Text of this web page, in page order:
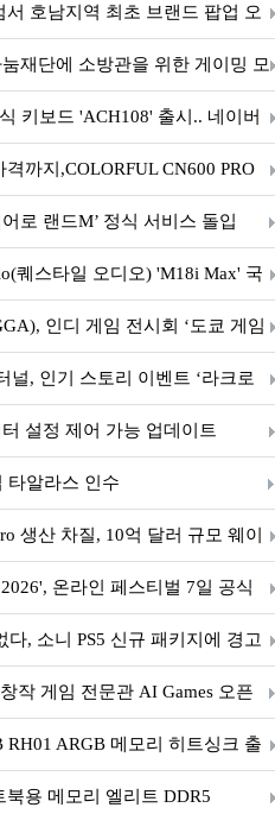
출시 예정
호남지역 최초 브랜드 팝업 오
재단에 소방관을 위한 게이밍 모
키보드 'ACH108' 출시.. 네이버
까지,COLORFUL CN600 PRO
로 랜드M’ 정식 서비스 돌입
퀘스타일 오디오) 'M18i Max' 국
인디 게임 전시회 ‘도쿄 게임
널, 인기 스토리 이벤트 ‘라크로
이벤트 실시!
설정 제어 가능 업데이트
타알라스 인수
생산 차질, 10억 달러 규모 웨이
온라인 페스티벌 7일 공식
, 소니 PS5 신규 패키지에 경고
작 게임 전문관 AI Games 오픈
RH01 ARGB 메모리 히트싱크 출
용 메모리 엘리트 DDR5